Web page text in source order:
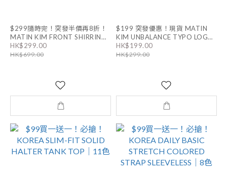
$299隨時完！突發半價再8折！
MATIN KIM FRONT SHIRRING
RIBBON MINI BAG｜3色 男女同
款
HK$299.00
HK$699.00
$199 突發優惠！現貨 MATIN
KIM UNBALANCE TYPO LOGO
CROP TOP ｜2色
HK$199.00
HK$299.00